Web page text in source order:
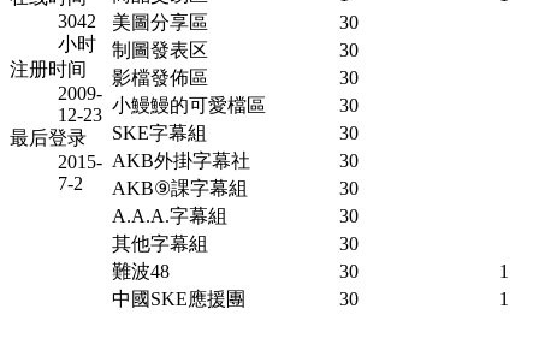
3042
小时
注册时间
2009-
12-23
最后登录
2015-
7-2
美圖分享區
30
制圖發表区
30
影檔發佈區
30
小鰻鰻的可愛檔區
30
SKE字幕組
30
AKB外掛字幕社
30
AKB⑨課字幕組
30
A.A.A.字幕組
30
其他字幕組
30
難波48
30
1
中國SKE應援團
30 1